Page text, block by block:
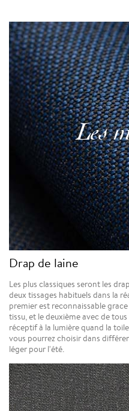
Les
Drap de laine
Les plus classiques seront les
deux tissages habituels dans la
premier est reconnaissable
tissu, et le deuxième avec de
réceptif à la lumière quand la
vous pourrez choisir dans
léger pour l'été.